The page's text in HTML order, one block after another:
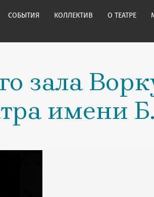
СОБЫТИЯ КОЛЛЕКТИВ О ТЕАТРЕ
зала
имени